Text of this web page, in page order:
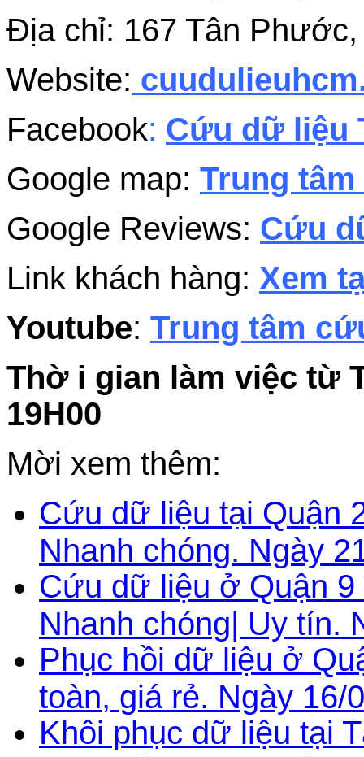
Địa chỉ: 167 Tân
Website:
Facebook: Cứu dữ liệu
Google map: Trung
Google Reviews: Cứu
Link khách hàng: Xem
Youtube: Trung tâm
Thờ i gian làm việc từ
19H00
Mời xem thêm:
Cứu dữ liệu tại Quận
Nhanh chóng. Ngày
Cứu dữ liệu ở Quận 9
Nhanh chóng| Uy tín.
Phục hồi dữ liệu ở
toàn, giá rẻ. Ngày 16/
Khôi phục dữ liệu tại